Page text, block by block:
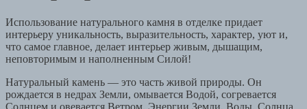
Использование натурального камня в отделке придает
интерьеру уникальность, выразительность, характер, уют и,
что самое главное, делает интерьер живым, дышащим,
неповторимым и наполненным Силой!
Натуральный камень — это часть живой природы. Он
рождается в недрах Земли, омывается Водой, согревается
Солнцем и овевается Ветром. Энергии Земли, Воды, Солнца